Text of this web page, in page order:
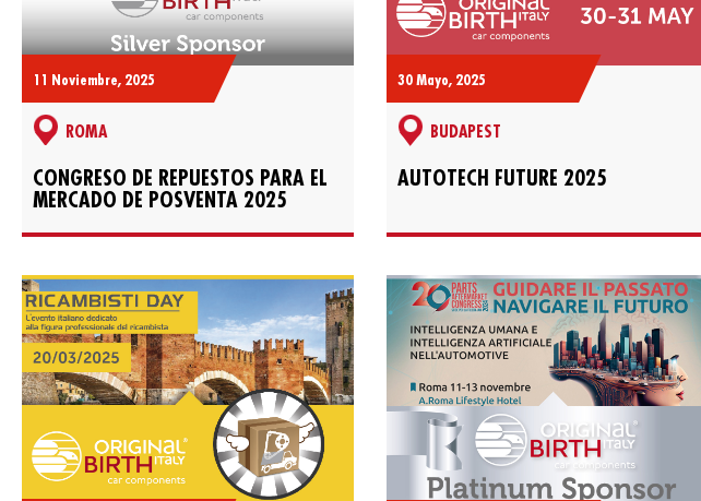
11 Noviembre, 2025
ROMA
CONGRESO DE REPUESTOS PARA EL
MERCADO DE POSVENTA 2025
30 Mayo, 2025
BUDAPEST
AUTOTECH FUTURE 2025